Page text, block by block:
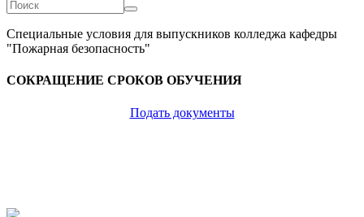
Форма
поиска
Специальные условия для выпускников колледжа кафедры
"Пожарная безопасность"
СОКРАЩЕНИЕ СРОКОВ ОБУЧЕНИЯ
Подать документы